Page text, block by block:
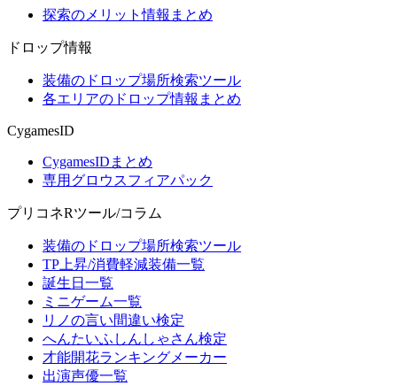
探索のメリット情報まとめ
ドロップ情報
装備のドロップ場所検索ツール
各エリアのドロップ情報まとめ
CygamesID
CygamesIDまとめ
専用グロウスフィアパック
プリコネRツール/コラム
装備のドロップ場所検索ツール
TP上昇/消費軽減装備一覧
誕生日一覧
ミニゲーム一覧
リノの言い間違い検定
へんたいふしんしゃさん検定
才能開花ランキングメーカー
出演声優一覧